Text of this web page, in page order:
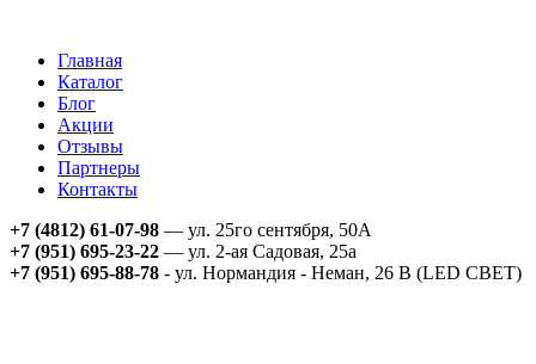
Главная
Каталог
Блог
Акции
Отзывы
Партнеры
Контакты
+7 (4812) 61-07-98 — ул. 25го сентября, 50А
+7 (951) 695-23-22 — ул. 2-ая Садовая, 25а
+7 (951) 695-88-78 - ул. Нормандия - Неман, 26 В (LED СВЕТ)